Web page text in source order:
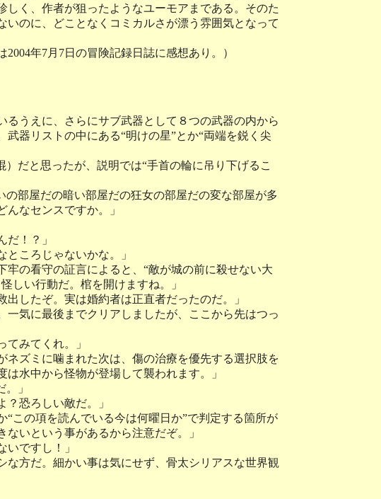
く、作者が狙ったようなユーモアまである。そのた
のに、どことなくコミカルさが漂う雰囲気となって
年7月7日の冒険記録日誌に感想あり。）
うえに、さらにサブ武器として８つの武器の内から
器リストの中にある“明けの星”とか“両端を鋭く尖
だと思ったが、説明では“手首の輪に吊り下げるこ
部屋だの暗い部屋だの狂女の部屋だの変な部屋が多
なセンスですか。」
！？」
ころじゃないかな。」
の看守の証言によると、“敵が城の前に殺せない大
しい行動だ。棺を開けますね。」
したぞ。実は婚約者は正直者だったのだ。」
気に最後までクリアしましたが、ここから先はつっ
みてくれ。」
ズミに噛まれた次は、傷の治療を優先する選択肢を
水中から怪物が登場して襲われます。」
」
恐ろしい敵だ。」
この項を読んでいる今は何曜日か”で判定する箇所が
いという事があるから注意だぞ。」
ですし！」
方だ。細かい事は気にせず、骨太シリアスな世界観